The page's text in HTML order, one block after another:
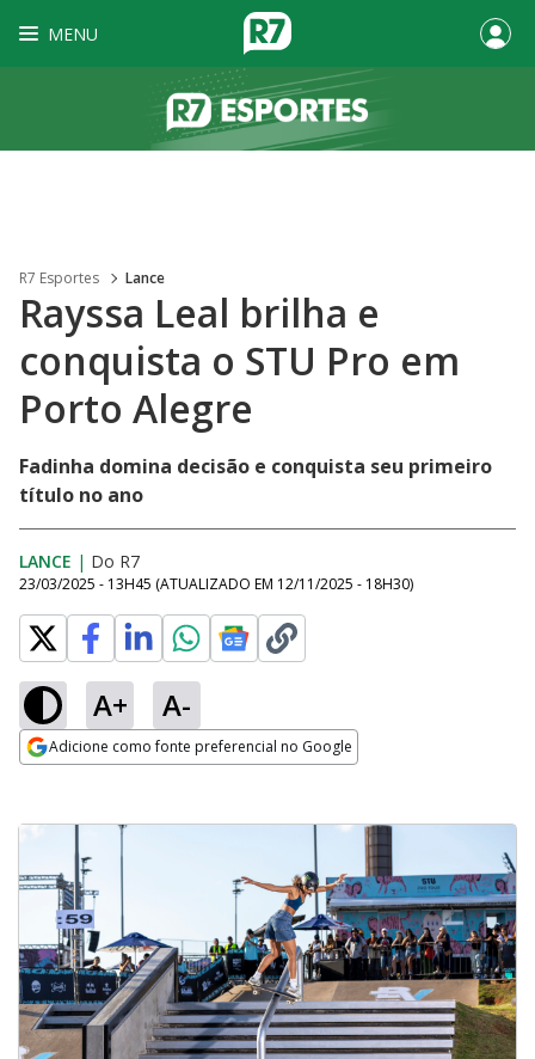
MENU
R7 Esportes Lance
Rayssa Leal brilha e
conquista o STU Pro em
Porto Alegre
Fadinha domina decisão e conquista seu primeiro
título no ano
LANCE | Do R7
23/03/2025 - 13H45 (ATUALIZADO EM 12/11/2025 - 18H30)
A+ A-
Adicione como fonte preferencial no Google